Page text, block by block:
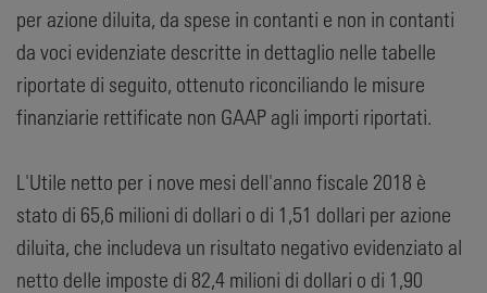
per azione diluita, da spese in contanti e non in contanti
da voci evidenziate descritte in dettaglio nelle tabelle
riportate di seguito, ottenuto riconciliando le misure
finanziarie rettificate non GAAP agli importi riportati.
L'Utile netto per i nove mesi dell'anno fiscale 2018 è
stato di 65,6 milioni di dollari o di 1,51 dollari per azione
diluita, che includeva un risultato negativo evidenziato al
netto delle imposte di 82,4 milioni di dollari o di 1,90